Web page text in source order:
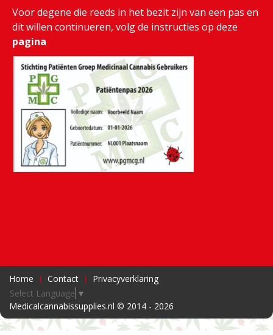
Voor degene die reeds in het bezit zijn van een pas en
dit willen continueren, volg de instructies op deze
pagina
Home Contact
Privacyverklaring
Select Language ▼
Medicalcannabissupplies.nl © 2014 - 2026